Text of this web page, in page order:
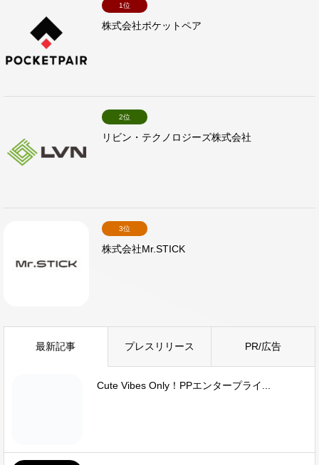
1位
株式会社ポケットペア
2位
リビン・テクノロジーズ株式会社
3位
株式会社Mr.STICK
最新記事 プレスリリース PR/広告
Cute Vibes Only！PPエンタープライ...